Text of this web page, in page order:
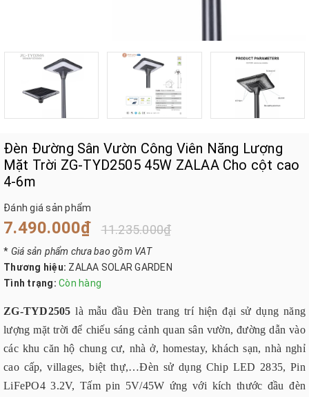
Đèn Đường Sân Vườn Công Viên Năng Lượng
Mặt Trời ZG-TYD2505 45W ZALAA Cho cột cao
4-6m
Đánh giá sản phẩm
7.490.000₫ 11.235.000₫
* Giá sản phẩm chưa bao gồm VAT
Thương hiệu: ZALAA SOLAR GARDEN
Tình trạng: Còn hàng
ZG-TYD2505là mẫu đầu Đèn trang trí hiện đại sử dụng năng
lượng mặt trời để chiếu sáng cảnh quan sân vườn, đường dẫn vào
các khu căn hộ chung cư, nhà ở, homestay, khách sạn, nhà nghỉ
cao cấp, villages, biệt thự,…Đèn sử dụng Chip LED 2835, Pin
LiFePO4 3.2V, Tấm pin 5V/45W ứng với kích thước đầu đèn